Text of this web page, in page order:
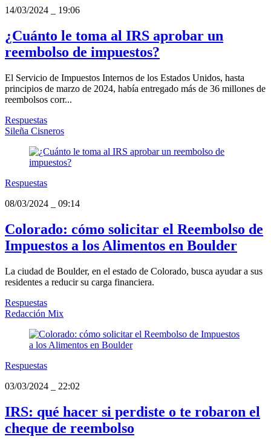
14/03/2024
19:06
¿Cuánto le toma al IRS aprobar un
reembolso de impuestos?
El Servicio de Impuestos Internos de los Estados Unidos, hasta
principios de marzo de 2024, había entregado más de 36 millones de
reembolsos corr...
Respuestas
Sileña Cisneros
Respuestas
08/03/2024
09:14
Colorado: cómo solicitar el Reembolso de
Impuestos a los Alimentos en Boulder
La ciudad de Boulder, en el estado de Colorado, busca ayudar a sus
residentes a reducir su carga financiera.
Respuestas
Redacción Mix
Respuestas
03/03/2024
22:02
IRS: qué hacer si perdiste o te robaron el
cheque de reembolso